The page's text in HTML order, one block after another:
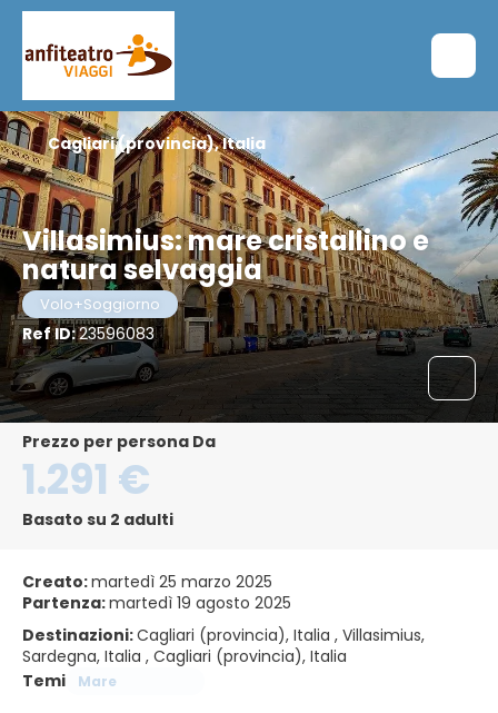
Villasimius: mare cristallino e
natura selvaggia
Volo+Soggiorno
Ref ID:23596083
Cagliari (provincia), Italia
Prezzo per persona Da
1.291 €
Basato su 2 adulti
Creato:martedì 25 marzo 2025
Partenza:martedì 19 agosto 2025
Destinazioni:Cagliari (provincia), Italia , Villasimius,
Sardegna, Italia , Cagliari (provincia), Italia
Temi
Mare